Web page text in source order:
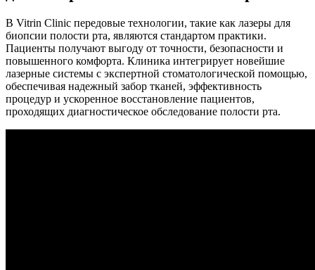
В Vitrin Clinic передовые технологии, такие как лазеры для
биопсии полости рта, являются стандартом практики.
Пациенты получают выгоду от точности, безопасности и
повышенного комфорта. Клиника интегрирует новейшие
лазерные системы с экспертной стоматологической помощью,
обеспечивая надежный забор тканей, эффективность
процедур и ускоренное восстановление пациентов,
проходящих диагностическое обследование полости рта.